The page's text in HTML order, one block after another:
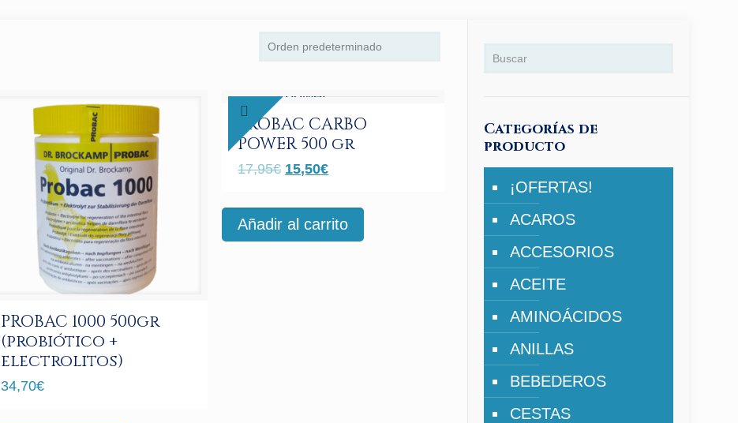
PROBAC 1000 500gr
(probiótico +
electrolitos)
34,70€
PROBAC CARBO
POWER 500 gr
17,95€ El
original
era:
15,50€El
actual
es:
Añadir al carrito
Categorías de
producto
¡OFERTAS!
ACAROS
ACCESORIOS
ACEITE
AMINOÁCIDOS
ANILLAS
BEBEDEROS
CESTAS